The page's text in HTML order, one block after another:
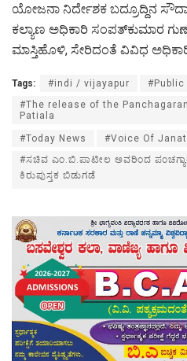
ಯೋಜನಾ ನಿರ್ದೇಶಕ ಬದ್ರೂದ್ದಿನ
ಕಲ್ಯಾಣ ಅಧಿಕಾರಿ ಸಂಪತ್‍ಕುಮಾರ
ಮಾಸ್ತಿಹೊಳಿ, ಸೇರಿದಂತೆ ವಿವಿಧ
Tags: #indi / vijayapur
#Public
#The release of the
Patiala
#Today News #Voice Of
#ಸಚಿವ ಎಂ.ಬಿ.ಪಾಟೀಲ ಅವರಿಂದ
ಕಿರುಪುಸ್ತಕ ಬಿಡುಗಡೆ